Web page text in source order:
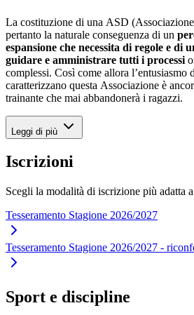
La costituzione di una ASD
pertanto la naturale conseguenza di un
espansione che necessita di regole e di
guidare e amministrare tutti i processi
complessi. Così come allora l’entusiasmo
caratterizzano questa Associazione è
trainante che mai abbandonerà i ragazzi.
Leggi di più
Iscrizioni
Scegli la modalità di iscrizione più adatta
Tesseramento Stagione 2026/2027
Tesseramento Stagione 2026/2027 -
Sport e discipline